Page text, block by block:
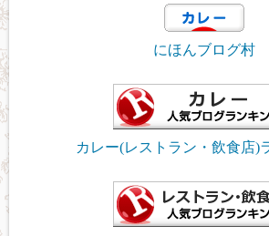
にほんブログ村
カレー(レストラン・飲食店)